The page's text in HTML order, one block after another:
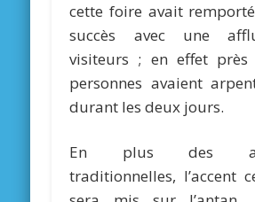
cette foire avait
succès avec une
visiteurs ; en effet
personnes avaient
durant les deux jours.
En plus des
traditionnelles, l’accent